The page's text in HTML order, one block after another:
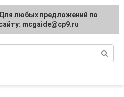
любых предложений по
mcgaide@cp9.ru